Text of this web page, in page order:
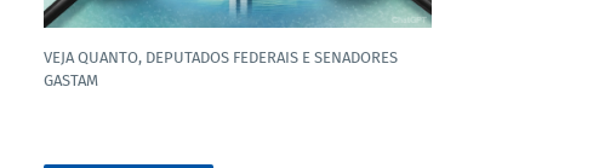
VEJA QUANTO, DEPUTADOS FEDERAIS E SENADORES
GASTAM